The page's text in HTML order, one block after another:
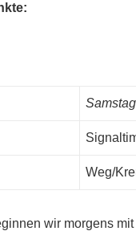
Samstag
Weg/
wir morgens